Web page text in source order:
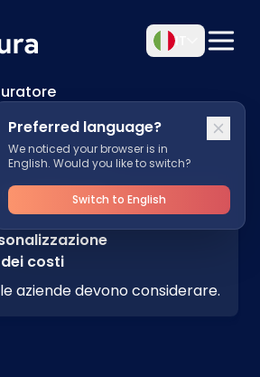
Preferred language?
We noticed your browser is in
English. Would you like to switch?
Switch to English
costi
aziende devono considerare.